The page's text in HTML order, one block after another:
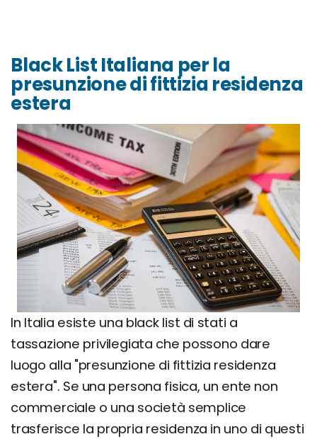
Black List Italiana per la
presunzione di fittizia residenza
estera
In Italia esiste una black list di stati a
tassazione privilegiata che possono dare
luogo alla "presunzione di fittizia residenza
estera". Se una persona fisica, un ente non
commerciale o una società semplice
trasferisce la propria residenza in uno di questi